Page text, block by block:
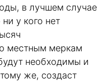
в лучшем случае
у кого нет
местным меркам
необходимы и
же, создаст